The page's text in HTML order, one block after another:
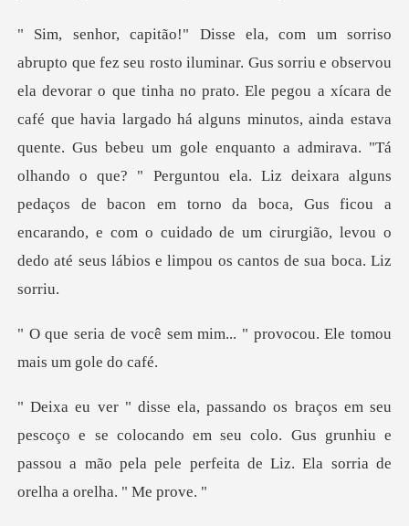
de
café que havia largado há alguns minutos, ainda estava
quente. Gus bebeu um gole enquanto a admirava. "Tá
olhando o que? " Perguntou ela. Liz deixara alguns
p
mim... " provocou. Ele to
e se colocando em seu colo. Gus grunhiu e
passou a mão pela pel